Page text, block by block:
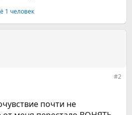
1 человек
#2
почти не